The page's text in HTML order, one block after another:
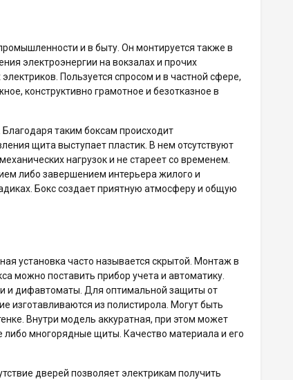
и в быту. Он монтируется также в
электроэнергии на вокзалах и прочих
Пользуется спросом и в частной сфере,
конструктивно грамотное и безотказное в
таким боксам происходит
щита выступает пластик. В нем отсутствуют
нагрузок и не стареет со временем.
либо завершением интерьера жилого и
Бокс создает приятную атмосферу и общую
установка часто называется скрытой. Монтаж в
можно поставить прибор учета и автоматику.
и дифавтоматы. Для оптимальной защиты от
изготавливаются из полистирола. Могут быть
Внутри модель аккуратная, при этом может
многорядные щиты. Качество материала и его
дверей позволяет электрикам получить